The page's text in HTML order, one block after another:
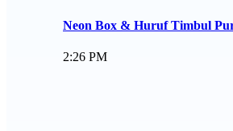
Neon Box & Huruf Timbul
2:26 PM